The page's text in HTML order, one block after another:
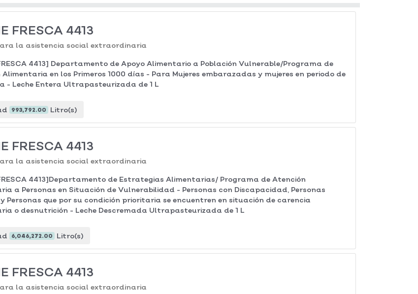
FRESCA 4413
la asistencia social extraordinaria
4413] Departamento de Apoyo Alimentario a Población Vulnerable/Programa de
en los Primeros 1000 días - Para Mujeres embarazadas y mujeres en periodo de
- Leche Entera Ultrapasteurizada de 1 L
993,792.00 Litro(s)
FRESCA 4413
la asistencia social extraordinaria
4413]Departamento de Estrategias Alimentarias/ Programa de Atención
a Personas en Situación de Vulnerabilidad - Personas con Discapacidad, Personas
y Personas que por su condición prioritaria se encuentren en situación de carencia
o desnutrición - Leche Descremada Ultrapasteurizada de 1 L
6,046,272.00 Litro(s)
FRESCA 4413
la asistencia social extraordinaria